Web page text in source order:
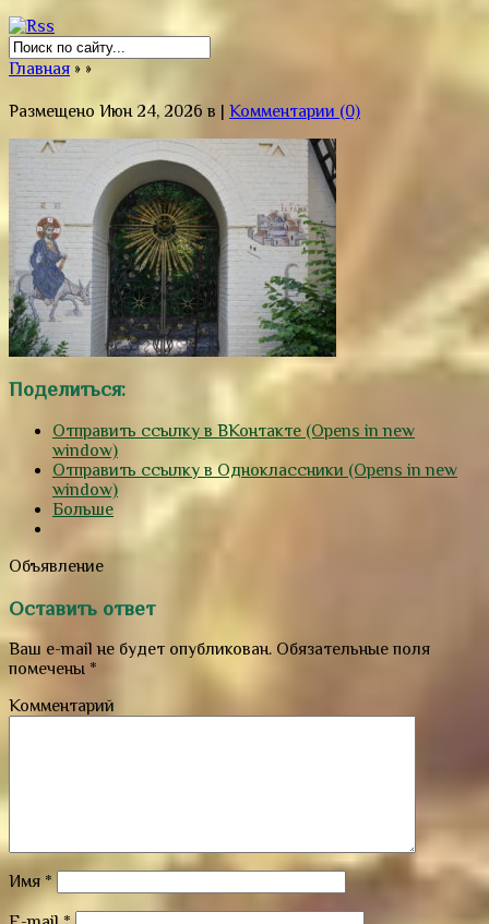
Главная » »
Размещено Июн 24, 2026 в | Комментарии (0)
Поделиться:
Отправить ссылку в ВКонтакте (Opens in new
window)
Отправить ссылку в Одноклассники (Opens in new
window)
Больше
Объявление
Оставить ответ
Ваш e-mail не будет опубликован. Обязательные поля
помечены *
Комментарий
Имя *